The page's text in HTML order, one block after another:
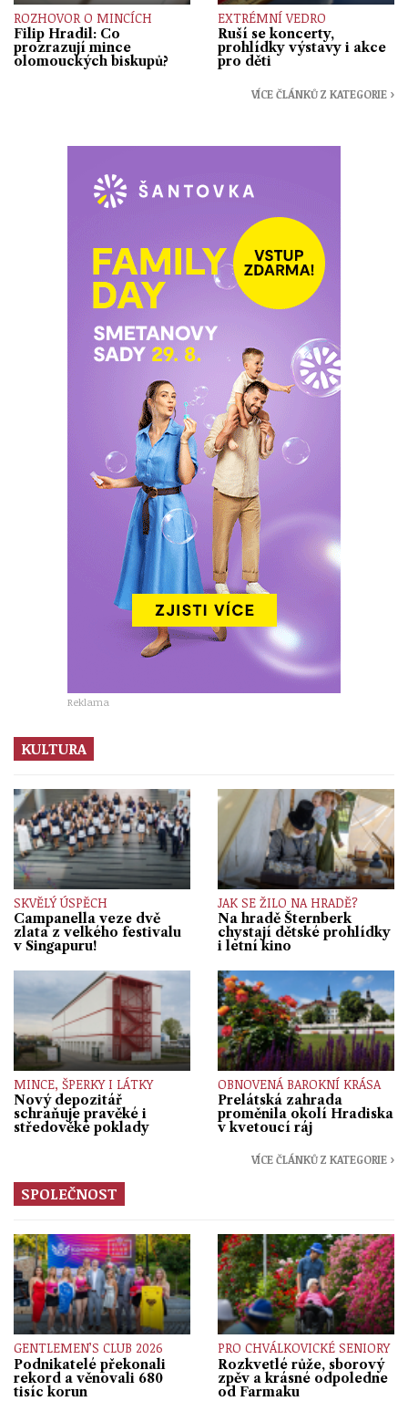
ROZHOVOR O MINCÍCH
Filip Hradil: Co
prozrazují mince
olomouckých biskupů?
EXTRÉMNÍ VEDRO
Ruší se koncerty,
prohlídky výstavy i akce
pro děti
VÍCE ČLÁNKŮ Z KATEGORIE ›
Reklama
KULTURA
SKVĚLÝ ÚSPĚCH
Campanella veze dvě
zlata z velkého festivalu
v Singapuru!
JAK SE ŽILO NA HRADĚ?
Na hradě Šternberk
chystají dětské prohlídky
i letní kino
MINCE, ŠPERKY I LÁTKY
Nový depozitář
schraňuje pravěké i
středověké poklady
OBNOVENÁ BAROKNÍ KRÁSA
Prelátská zahrada
proměnila okolí Hradiska
v kvetoucí ráj
VÍCE ČLÁNKŮ Z KATEGORIE ›
SPOLEČNOST
GENTLEMEN’S CLUB 2026
Podnikatelé překonali
rekord a věnovali 680
tisíc korun
PRO CHVÁLKOVICKÉ SENIORY
Rozkvetlé růže, sborový
zpěv a krásné odpoledne
od Farmaku